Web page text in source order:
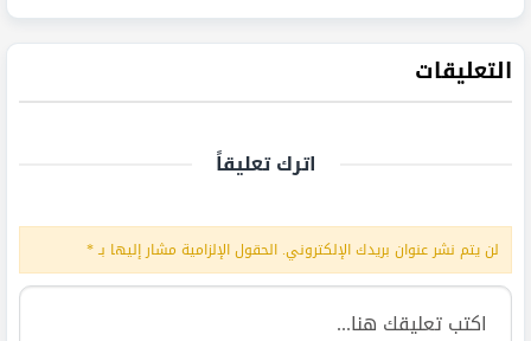
التعليقات
اترك تعليقاً
لن يتم نشر عنوان بريدك الإلكتروني. الحقول الإلزامية مشار إليها بـ*